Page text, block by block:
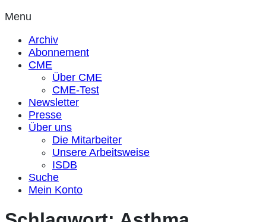
Menu
Archiv
Abonnement
CME
Über CME
CME-Test
Newsletter
Presse
Über uns
Die Mitarbeiter
Unsere Arbeitsweise
ISDB
Suche
Mein Konto